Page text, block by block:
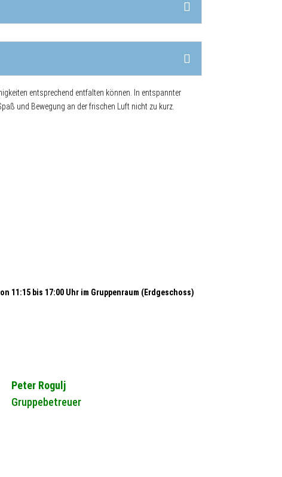
entsprechend entfalten können. In entspannter
und Bewegung an der frischen Luft nicht zu kurz.
11:15 bis 17:00 Uhr im Gruppenraum (Erdgeschoss)
Peter Rogulj
Gruppebetreuer